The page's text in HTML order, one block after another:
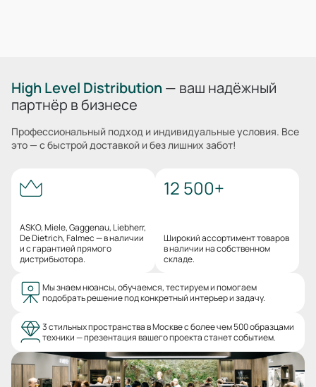
High Level Distribution — ваш надёжный
партнёр в бизнесе
Профессиональный подход и индивидуальные условия. Все
это — с быстрой доставкой и без лишних забот!
ASKO, Miele, Gaggenau, Liebherr,
De Dietrich, Falmec — в наличии
и с гарантией прямого
дистрибьютора.
12 500+
Широкий ассортимент товаров
в наличии на собственном
складе.
Мы знаем нюансы, обучаемся, тестируем и помогаем
подобрать решение под конкретный интерьер и задачу.
3 стильных пространства в Москве с более чем 500 образцами
техники — презентация вашего проекта станет событием.